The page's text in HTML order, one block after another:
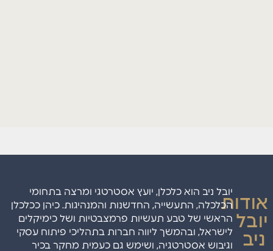
אודות
יובל
ניב
יובל ניב הוא כלכלן, יועץ אסטרטגי ומרצה בתחומי
הכלכלה, התעשייה, החדשנות והמנהיגות. כיהן ככלכלן
הראשי של טבע תעשיות פרמצבטיות ושל כימיקלים
לישראל, ובהמשך ליווה חברות בתהליכי פיתוח עסקי
וגיבוש אסטרטגיה, ושימש גם כעמית מחקר בכיר